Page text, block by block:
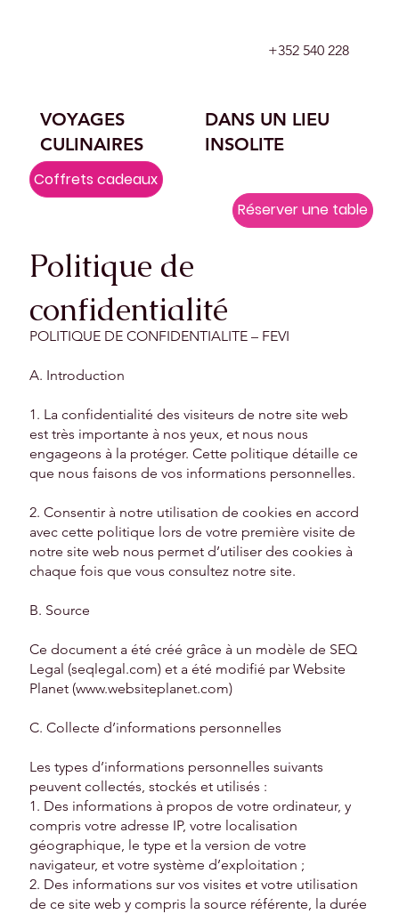
Coffrets cadeaux
VOYAGES
CULINAIRES
DANS UN LIEU
INSOLITE
+352 540 228
Réserver une table
Politique de
confidentialité
POLITIQUE DE CONFIDENTIALITE – FEVI
A. Introduction
1. La confidentialité des visiteurs de notre site web
est très importante à nos yeux, et nous nous
engageons à la protéger. Cette politique détaille ce
que nous faisons de vos informations personnelles.
2. Consentir à notre utilisation de cookies en accord
avec cette politique lors de votre première visite de
notre site web nous permet d’utiliser des cookies à
chaque fois que vous consultez notre site.
B. Source
Ce document a été créé grâce à un modèle de SEQ
Legal (seqlegal.com) et a été modifié par Website
Planet (www.websiteplanet.com)
C. Collecte d’informations personnelles
Les types d’informations personnelles suivants
peuvent collectés, stockés et utilisés :
1. Des informations à propos de votre ordinateur, y
compris votre adresse IP, votre localisation
géographique, le type et la version de votre
navigateur, et votre système d’exploitation ;
2. Des informations sur vos visites et votre utilisation
de ce site web y compris la source référente, la durée